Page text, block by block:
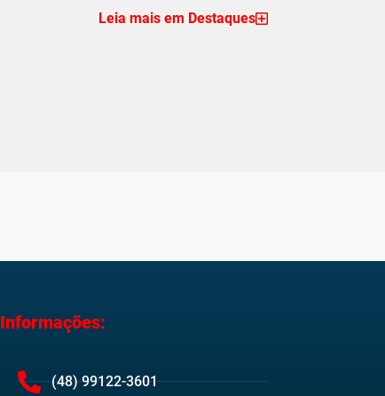
Leia mais em Destaques
Informações:
(48) 99122-3601